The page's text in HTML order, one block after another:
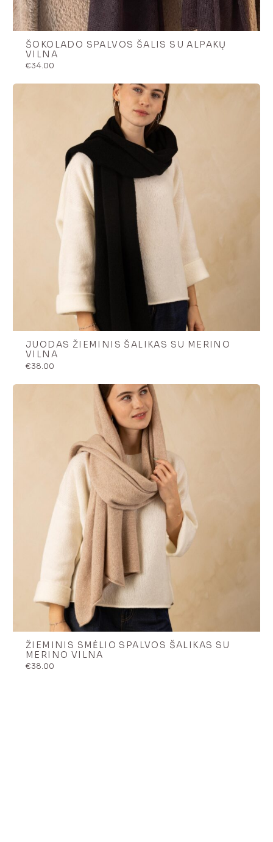
ŠOKOLADO SPALVOS ŠALIS SU ALPAKŲ
VILNA
€34.00
JUODAS ŽIEMINIS ŠALIKAS SU MERINO
VILNA
€38.00
ŽIEMINIS SMĖLIO SPALVOS ŠALIKAS SU
MERINO VILNA
€38.00